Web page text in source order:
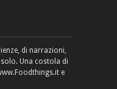
di narrazioni,
Una costola di
e